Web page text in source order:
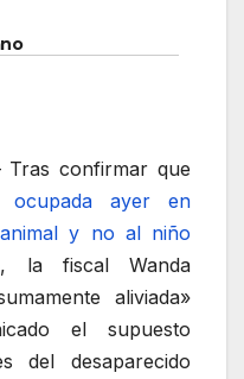
confirmar que
ocupada ayer en
y no al niño
, la fiscal Wanda
aliviada»
el supuesto
del desaparecido